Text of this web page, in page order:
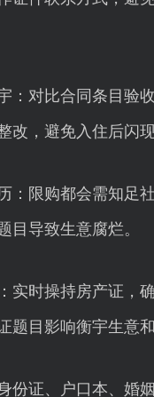
对比合同条目验收
改，避免入住后闪现
限购都会需知足
目导致生意腐烂。
时操持房产证，
题目影响衡宇生意和
证、户口本、婚